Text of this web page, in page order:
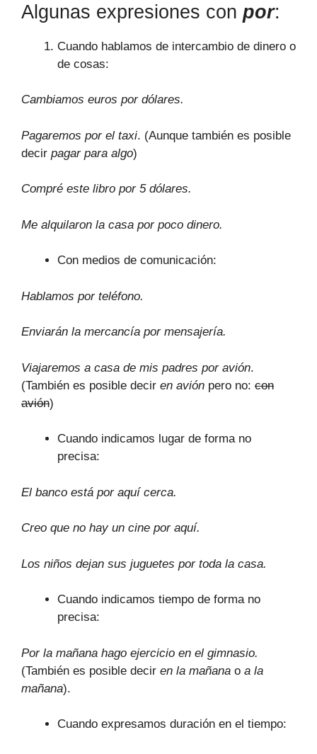
Algunas expresiones con por:
Cuando hablamos de intercambio de dinero o
de cosas:
Cambiamos euros por dólares.
Pagaremos por el taxi. (Aunque también es posible
decir pagar para algo)
Compré este libro por 5 dólares.
Me alquilaron la casa por poco dinero.
Con medios de comunicación:
Hablamos por teléfono.
Enviarán la mercancía por mensajería.
Viajaremos a casa de mis padres por avión.
(También es posible decir en avión pero no: con
avión)
Cuando indicamos lugar de forma no
precisa:
El banco está por aquí cerca.
Creo que no hay un cine por aquí.
Los niños dejan sus juguetes por toda la casa.
Cuando indicamos tiempo de forma no
precisa:
Por la mañana hago ejercicio en el gimnasio.
(También es posible decir en la mañana o a la
mañana).
Cuando expresamos duración en el tiempo: